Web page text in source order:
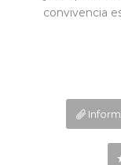
convivencia